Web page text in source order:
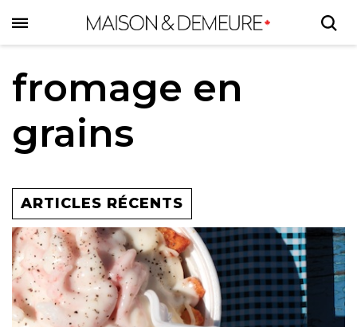
to
main
content
fromage en
grains
ARTICLES RÉCENTS